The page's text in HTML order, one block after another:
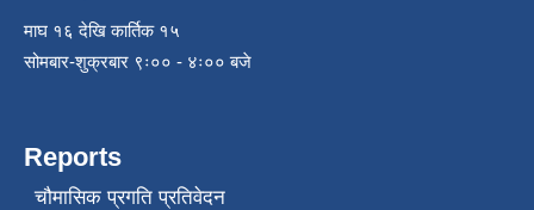
माघ १६ देखि कार्तिक १५
सोमबार-शुक्रबार ९ः०० - ४ः०० बजे
Reports
चौमासिक प्रगति प्रतिवेदन